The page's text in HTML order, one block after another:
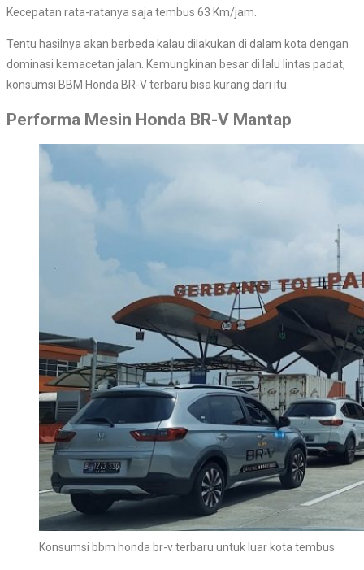
Kecepatan rata-ratanya saja tembus 63 Km/jam.
Tentu hasilnya akan berbeda kalau dilakukan di dalam kota dengan
dominasi kemacetan jalan. Kemungkinan besar di lalu lintas padat,
konsumsi BBM Honda BR-V terbaru bisa kurang dari itu.
Performa Mesin Honda BR-V Mantap
Konsumsi bbm honda br-v terbaru untuk luar kota tembus